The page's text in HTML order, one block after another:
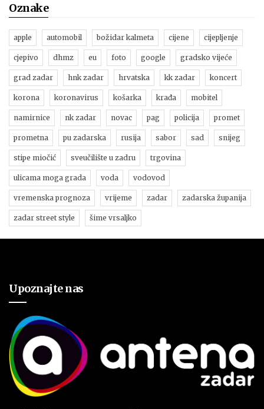
Oznake
apple automobil božidar kalmeta cijene cijepljenje
cjepivo dhmz eu foto google gradsko vijeće
grad zadar hnk zadar hrvatska kk zadar koncert
korona koronavirus košarka krađa mobitel
namirnice nk zadar novac pag policija promet
prometna pu zadarska rusija sabor sad snijeg
stipe miočić sveučilište u zadru trgovina
ulicama moga grada voda vodovod
vremenska prognoza vrijeme zadar zadarska županija
zadar street style šime vrsaljko
Upoznajte nas